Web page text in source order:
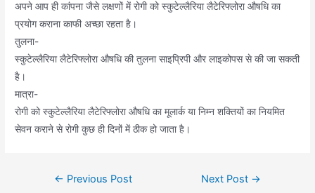
अपने आप ही कांपना जैसे लक्षणों में रोगी को स्कुटेल्लैरिया लैटेरिफ्लोरा औषधि का
प्रयोग कराना काफी अच्छा रहता है।
तुलना-
स्कुटेल्लैरिया लैटेरिफ्लोरा औषधि की तुलना साइप्रिपी और लाइकोपस से की जा सकती
है।
मात्रा-
रोगी को स्कुटेल्लैरिया लैटेरिफ्लोरा औषधि का मूलार्क या निम्न शक्तियों का नियमित
सेवन कराने से रोगी कुछ ही दिनों में ठीक हो जाता है।
Post← Previous Post Next Post →